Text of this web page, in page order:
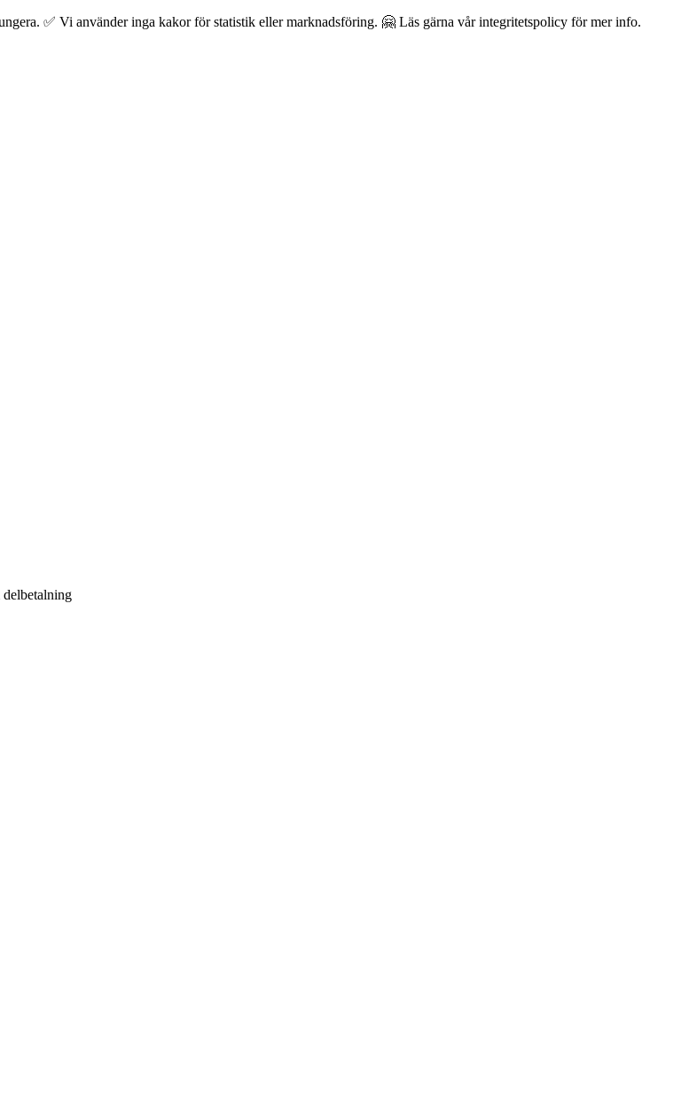
✅ Vi använder inga kakor för statistik eller marknadsföring. 🤗 Läs gärna vår integritetspolicy för mer info.